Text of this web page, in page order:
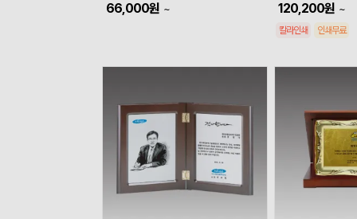
66,000원 ~ 120,200원 ~
칼라인쇄 인쇄무료